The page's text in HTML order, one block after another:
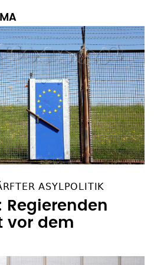
ASYLPOLITIK
Regierenden
vor dem